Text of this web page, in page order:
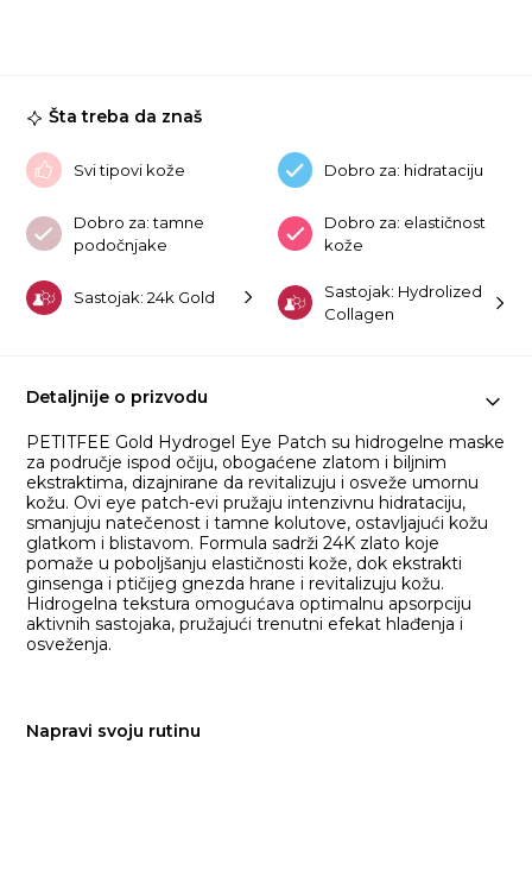
Šta treba da znaš
Svi tipovi kože Dobro za: hidrataciju
Dobro za: tamne
podočnjake
Dobro za: elastičnost
kože
Sastojak: 24k Gold
Sastojak: Hydrolized
Collagen
Detaljnije o prizvodu
PETITFEE Gold Hydrogel Eye Patch su hidrogelne maske
za područje ispod očiju, obogaćene zlatom i biljnim
ekstraktima, dizajnirane da revitalizuju i osveže umornu
kožu. Ovi eye patch-evi pružaju intenzivnu hidrataciju,
smanjuju natečenost i tamne kolutove, ostavljajući kožu
glatkom i blistavom. Formula sadrži 24K zlato koje
pomaže u poboljšanju elastičnosti kože, dok ekstrakti
ginsenga i ptičijeg gnezda hrane i revitalizuju kožu.
Hidrogelna tekstura omogućava optimalnu apsorpciju
aktivnih sastojaka, pružajući trenutni efekat hlađenja i
osveženja.
Napravi svoju rutinu
𝘽𝙧𝙖𝙣𝙙: @petitfee_usa 𝙀𝙣𝙧𝙞𝙘𝙝𝙚𝙙 𝙬𝙞𝙩𝙝: